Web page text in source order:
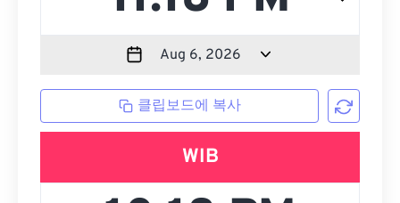
클립보드에 복사
WIB